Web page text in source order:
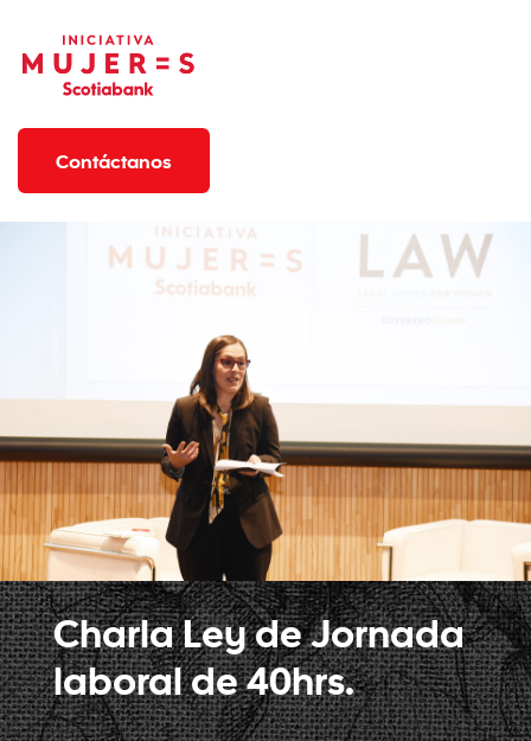
Contáctanos
Charla Ley de Jornada
laboral de 40hrs.